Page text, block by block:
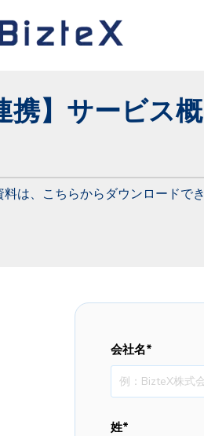
携】サービス概
は、こちらからダウンロードでき
会社名*
姓*